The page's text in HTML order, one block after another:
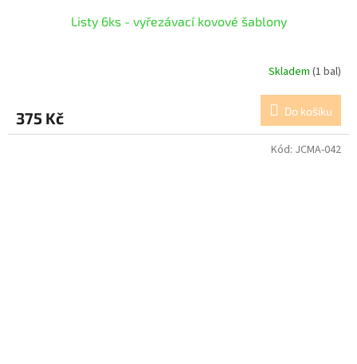
Listy 6ks - vyřezávací kovové šablony
Skladem (1 bal)
375 Kč Do košíku
Kód: JCMA-042